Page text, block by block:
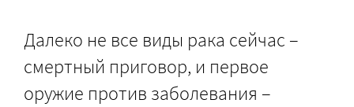
Далеко не все виды рака сейчас –
смертный приговор, и первое
оружие против заболевания –